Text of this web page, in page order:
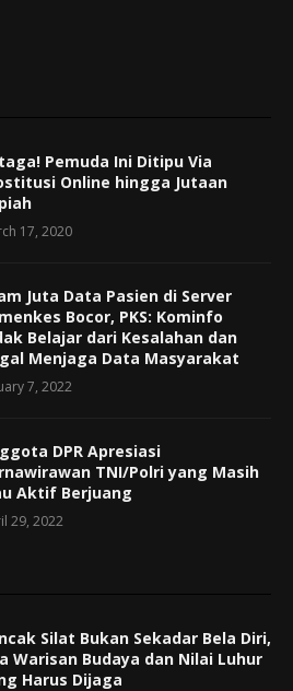
Pemuda Ini Ditipu Via
Online hingga Jutaan
17, 2020
Juta Data Pasien di Server
Bocor, PKS: Kominfo
Belajar dari Kesalahan dan
Menjaga Data Masyarakat
7, 2022
DPR Apresiasi
TNI/Polri yang Masih
Aktif Berjuang
29, 2022
Silat Bukan Sekadar Bela Diri,
Warisan Budaya dan Nilai Luhur
Harus Dijaga